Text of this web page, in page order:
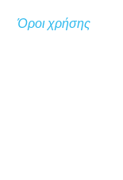
Όροι χρήσης